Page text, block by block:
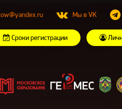
Мы в VK
Сроки регистрации